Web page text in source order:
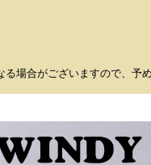
場合がございますので、予